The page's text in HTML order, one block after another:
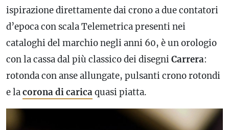
ispirazione direttamente dai crono a due contatori
d’epoca con scala Telemetrica presenti nei
cataloghi del marchio negli anni 60, è un orologio
con la cassa dal più classico dei disegniCarrera:
rotonda con anse allungate, pulsanti crono rotondi
e lacorona di caricaquasi piatta.